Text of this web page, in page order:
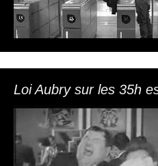
Loi Aubry sur les 35h